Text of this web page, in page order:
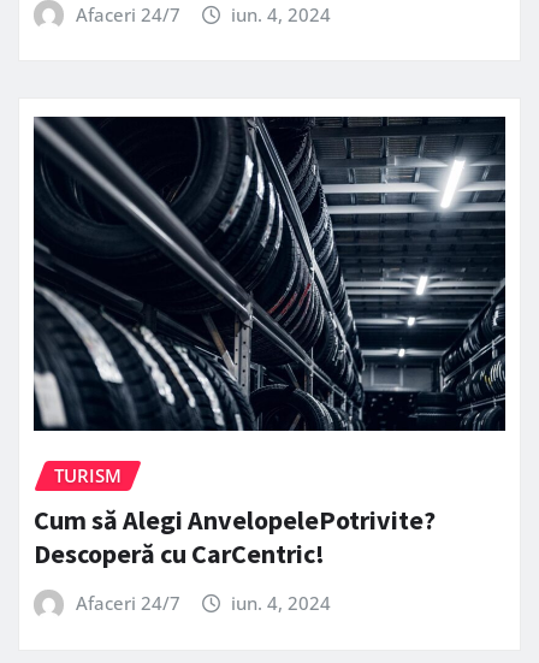
Afaceri 24/7 iun. 4, 2024
TURISM
Cum să Alegi AnvelopelePotrivite?
Descoperă cu CarCentric!
Afaceri 24/7 iun. 4, 2024